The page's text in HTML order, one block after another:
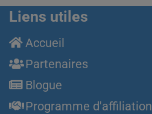
Liens utiles
Accueil
Partenaires
Blogue
Programme d'affiliation